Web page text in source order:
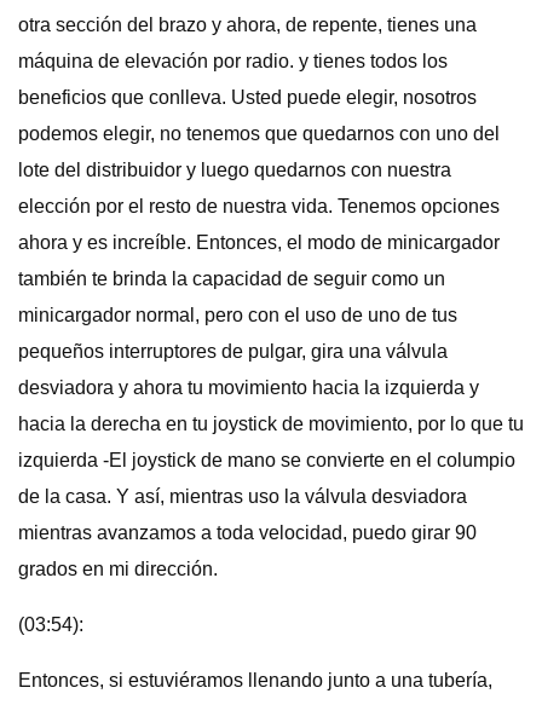
otra sección del brazo y ahora, de repente, tienes una
máquina de elevación por radio. y tienes todos los
beneficios que conlleva. Usted puede elegir, nosotros
podemos elegir, no tenemos que quedarnos con uno del
lote del distribuidor y luego quedarnos con nuestra
elección por el resto de nuestra vida. Tenemos opciones
ahora y es increíble. Entonces, el modo de minicargador
también te brinda la capacidad de seguir como un
minicargador normal, pero con el uso de uno de tus
pequeños interruptores de pulgar, gira una válvula
desviadora y ahora tu movimiento hacia la izquierda y
hacia la derecha en tu joystick de movimiento, por lo que tu
izquierda -El joystick de mano se convierte en el columpio
de la casa. Y así, mientras uso la válvula desviadora
mientras avanzamos a toda velocidad, puedo girar 90
grados en mi dirección.
(03:54):
Entonces, si estuviéramos llenando junto a una tubería,